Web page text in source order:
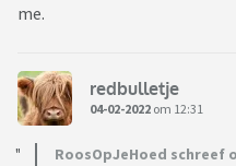
me.
redbulletje
04-02-2022 om 12:31
RoosOpJeHoed schreef